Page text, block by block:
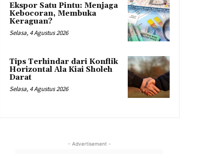
Ekspor Satu Pintu: Menjaga
Kebocoran, Membuka
Keraguan?
Selasa, 4 Agustus 2026
Tips Terhindar dari Konflik
Horizontal Ala Kiai Sholeh
Darat
Selasa, 4 Agustus 2026
- Advertisement -